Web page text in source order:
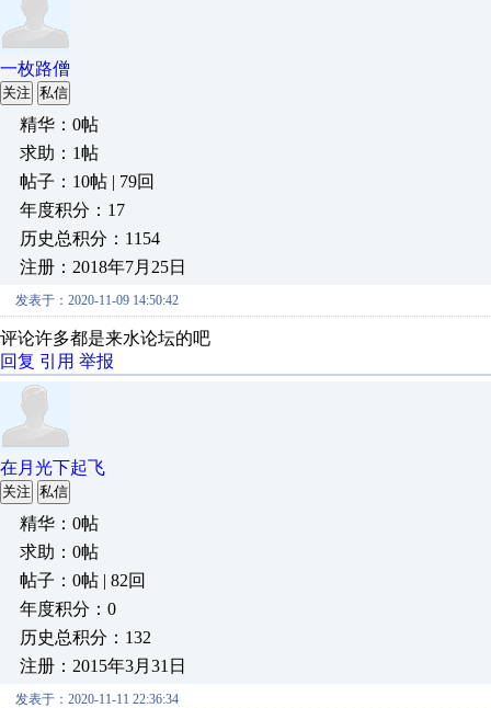
一枚路僧
关注 私信
精华：0帖
求助：1帖
帖子：10帖 | 79回
年度积分：17
历史总积分：1154
注册：2018年7月25日
发表于：2020-11-09 14:50:42
评论许多都是来水论坛的吧
回复 引用 举报
在月光下起飞
关注 私信
精华：0帖
求助：0帖
帖子：0帖 | 82回
年度积分：0
历史总积分：132
注册：2015年3月31日
发表于：2020-11-11 22:36:34